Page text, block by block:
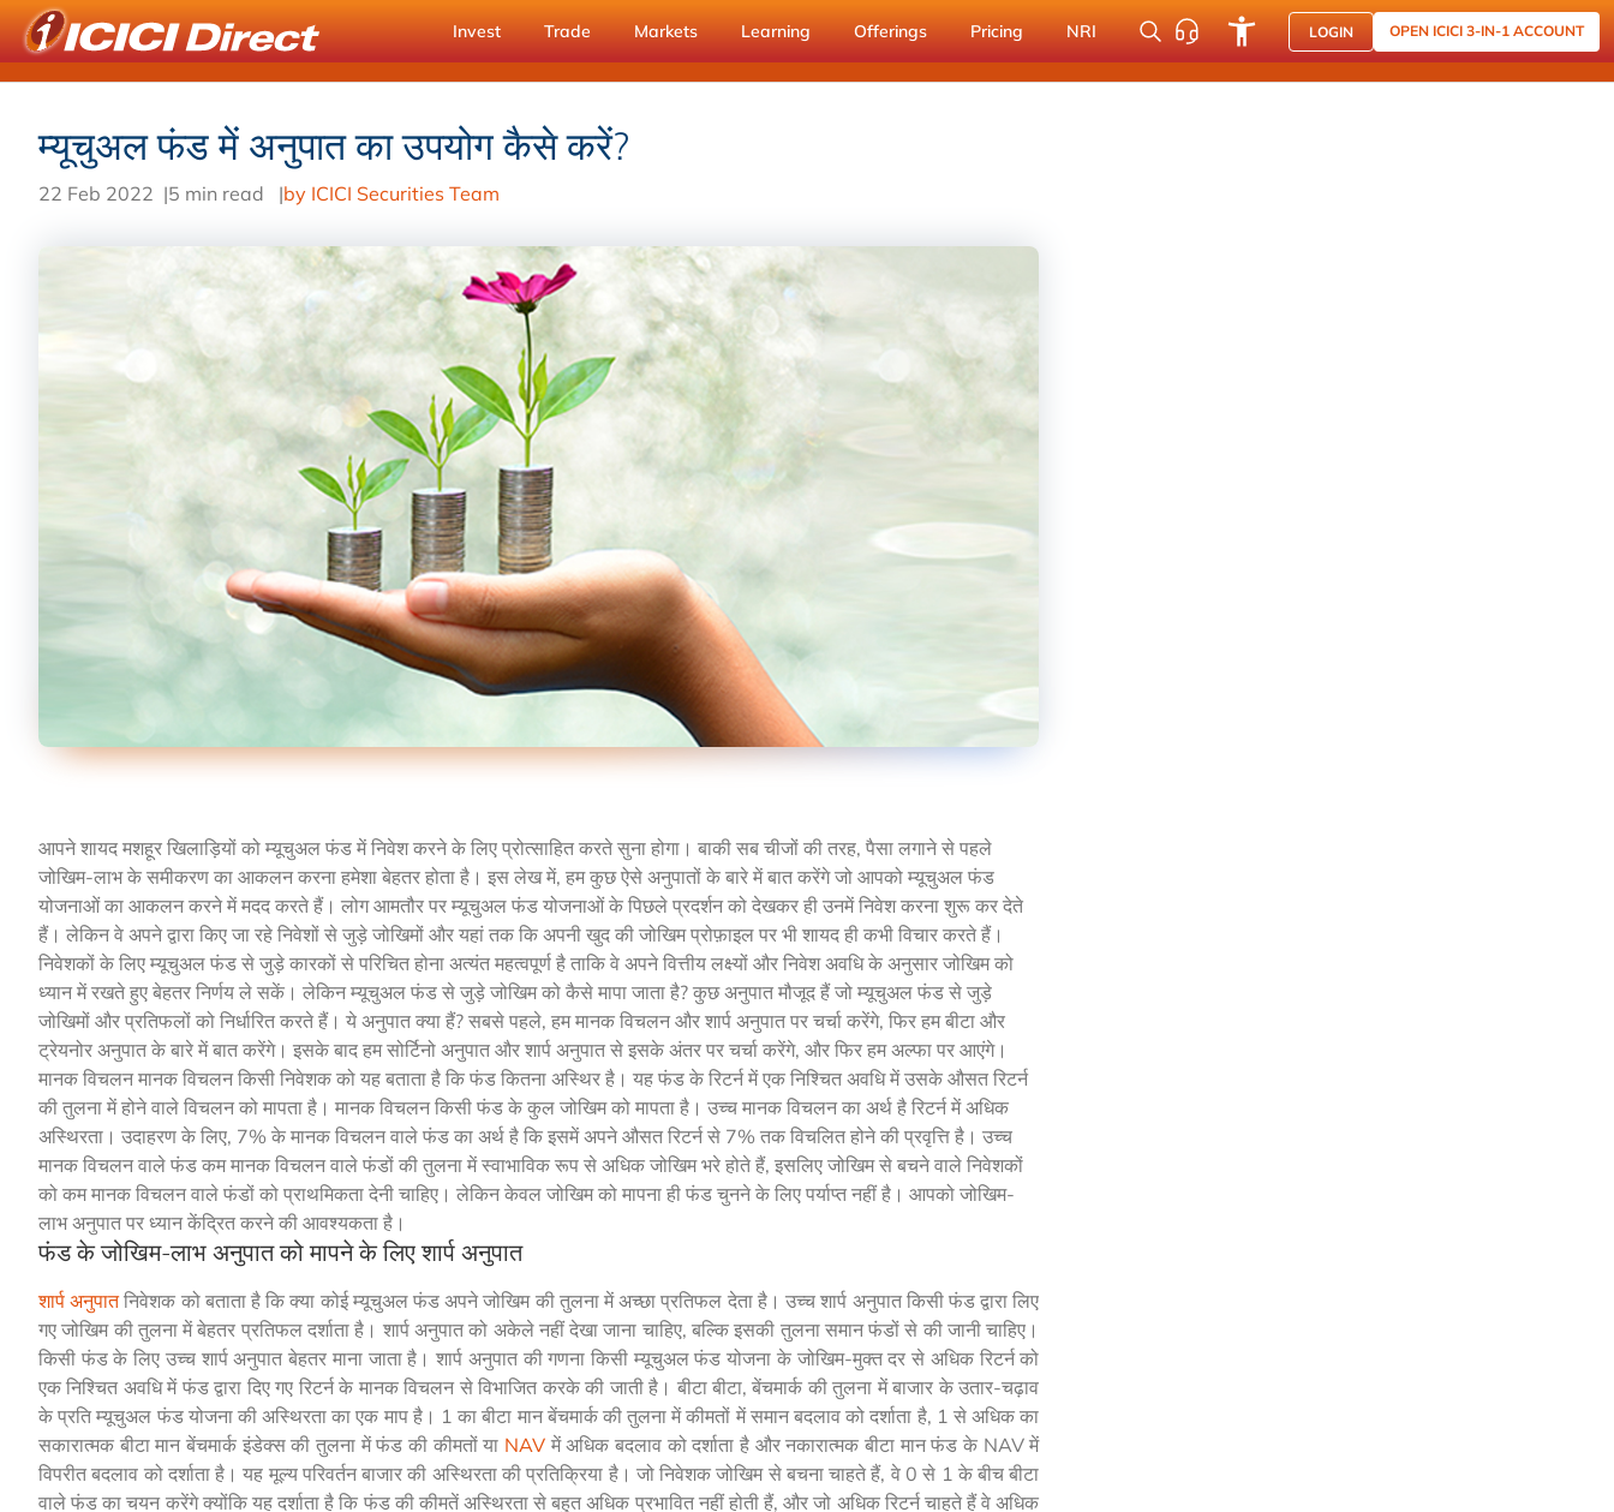
Invest Trade Markets Learning Offerings Pricing NRI LOGIN OPEN ICICI 3-IN-1 ACCOUNT
म्यूचुअल फंड में अनुपात का उपयोग कैसे करें?
22 Feb 2022 |5 min read |by ICICI Securities Team
आपने शायद मशहूर खिलाड़ियों को म्यूचुअल फंड में निवेश करने के लिए प्रोत्साहित करते सुना होगा। बाकी सब चीजों की तरह, पैसा लगाने से पहले
जोखिम-लाभ के समीकरण का आकलन करना हमेशा बेहतर होता है। इस लेख में, हम कुछ ऐसे अनुपातों के बारे में बात करेंगे जो आपको म्यूचुअल फंड
योजनाओं का आकलन करने में मदद करते हैं। लोग आमतौर पर म्यूचुअल फंड योजनाओं के पिछले प्रदर्शन को देखकर ही उनमें निवेश करना शुरू कर देते
हैं। लेकिन वे अपने द्वारा किए जा रहे निवेशों से जुड़े जोखिमों और यहां तक ​​कि अपनी खुद की जोखिम प्रोफ़ाइल पर भी शायद ही कभी विचार करते हैं।
निवेशकों के लिए म्यूचुअल फंड से जुड़े कारकों से परिचित होना अत्यंत महत्वपूर्ण है ताकि वे अपने वित्तीय लक्ष्यों और निवेश अवधि के अनुसार जोखिम को
ध्यान में रखते हुए बेहतर निर्णय ले सकें। लेकिन म्यूचुअल फंड से जुड़े जोखिम को कैसे मापा जाता है? कुछ अनुपात मौजूद हैं जो म्यूचुअल फंड से जुड़े
जोखिमों और प्रतिफलों को निर्धारित करते हैं। ये अनुपात क्या हैं? सबसे पहले, हम मानक विचलन और शार्प अनुपात पर चर्चा करेंगे, फिर हम बीटा और
ट्रेयनोर अनुपात के बारे में बात करेंगे। इसके बाद हम सोर्टिनो अनुपात और शार्प अनुपात से इसके अंतर पर चर्चा करेंगे, और फिर हम अल्फा पर आएंगे।
मानक विचलन मानक विचलन किसी निवेशक को यह बताता है कि फंड कितना अस्थिर है। यह फंड के रिटर्न में एक निश्चित अवधि में उसके औसत रिटर्न
की तुलना में होने वाले विचलन को मापता है। मानक विचलन किसी फंड के कुल जोखिम को मापता है। उच्च मानक विचलन का अर्थ है रिटर्न में अधिक
अस्थिरता। उदाहरण के लिए, 7% के मानक विचलन वाले फंड का अर्थ है कि इसमें अपने औसत रिटर्न से 7% तक विचलित होने की प्रवृत्ति है। उच्च
मानक विचलन वाले फंड कम मानक विचलन वाले फंडों की तुलना में स्वाभाविक रूप से अधिक जोखिम भरे होते हैं, इसलिए जोखिम से बचने वाले निवेशकों
को कम मानक विचलन वाले फंडों को प्राथमिकता देनी चाहिए। लेकिन केवल जोखिम को मापना ही फंड चुनने के लिए पर्याप्त नहीं है। आपको जोखिम-
लाभ अनुपात पर ध्यान केंद्रित करने की आवश्यकता है।
फंड के जोखिम-लाभ अनुपात को मापने के लिए शार्प अनुपात
शार्प अनुपातनिवेशक को बताता है कि क्या कोई म्यूचुअल फंड अपने जोखिम की तुलना में अच्छा प्रतिफल देता है। उच्च शार्प अनुपात किसी फंड द्वारा लिए
गए जोखिम की तुलना में बेहतर प्रतिफल दर्शाता है। शार्प अनुपात को अकेले नहीं देखा जाना चाहिए, बल्कि इसकी तुलना समान फंडों से की जानी चाहिए।
किसी फंड के लिए उच्च शार्प अनुपात बेहतर माना जाता है। शार्प अनुपात की गणना किसी म्यूचुअल फंड योजना के जोखिम-मुक्त दर से अधिक रिटर्न को
एक निश्चित अवधि में फंड द्वारा दिए गए रिटर्न के मानक विचलन से विभाजित करके की जाती है। बीटा बीटा, बेंचमार्क की तुलना में बाजार के उतार-चढ़ाव
के प्रति म्यूचुअल फंड योजना की अस्थिरता का एक माप है। 1 का बीटा मान बेंचमार्क की तुलना में कीमतों में समान बदलाव को दर्शाता है, 1 से अधिक का
सकारात्मक बीटा मान बेंचमार्क इंडेक्स की तुलना में फंड की कीमतों या NAV में अधिक बदलाव को दर्शाता है और नकारात्मक बीटा मान फंड के NAV में
विपरीत बदलाव को दर्शाता है। यह मूल्य परिवर्तन बाजार की अस्थिरता की प्रतिक्रिया है। जो निवेशक जोखिम से बचना चाहते हैं, वे 0 से 1 के बीच बीटा
वाले फंड का चयन करेंगे क्योंकि यह दर्शाता है कि फंड की कीमतें अस्थिरता से बहुत अधिक प्रभावित नहीं होती हैं, और जो अधिक रिटर्न चाहते हैं वे अधिक